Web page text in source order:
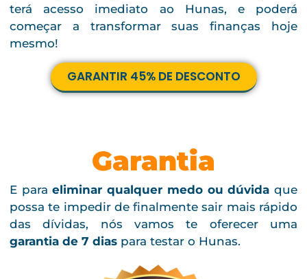
terá acesso imediato ao Hunas, e poderá
começar a transformar suas finanças hoje
mesmo!
GARANTIR 45% DE DESCONTO
Garantia
E paraeliminar qualquer medo ou dúvida que
possa te impedir de finalmente sair mais rápido
das dívidas, nós vamos te oferecer uma
garantia de 7 dias para testar o Hunas.